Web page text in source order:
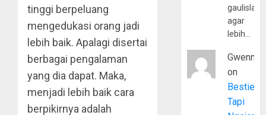
tinggi berpeluang
mengedukasi orang jadi
lebih baik. Apalagi disertai
berbagai pengalaman
yang dia dapat. Maka,
menjadi lebih baik cara
berpikirnya adalah
agar
lebih…
Gwenny
on
Bestie
Tapi